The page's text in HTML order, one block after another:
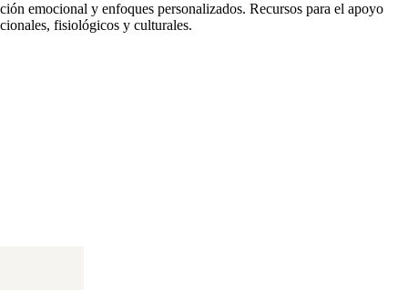
emocional y enfoques personalizados. Recursos para el apoyo
fisiológicos y culturales.